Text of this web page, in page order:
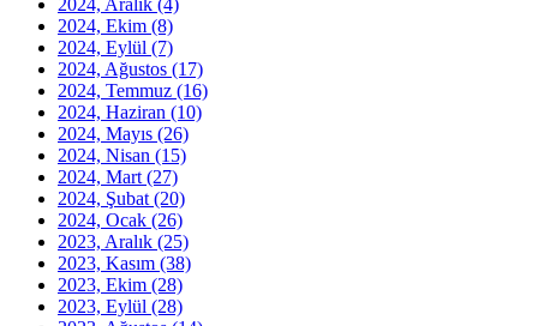
2024, Ekim (8)
2024, Eylül (7)
2024, Ağustos (17)
2024, Temmuz (16)
2024, Haziran (10)
2024, Mayıs (26)
2024, Nisan (15)
2024, Mart (27)
2024, Şubat (20)
2024, Ocak (26)
2023, Aralık (25)
2023, Kasım (38)
2023, Ekim (28)
2023, Eylül (28)